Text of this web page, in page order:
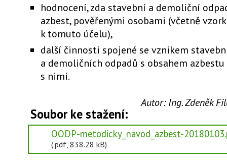
hodnocení, zda stavební a demoliční
azbest, pověřenými osobami (včetně
k tomuto účelu),
další činnosti spojené se vznikem
a demoličních odpadů s obsahem
s nimi.
Autor:Ing. Zdeněk
Soubor ke stažení:
OODP-metodicky_navod_azbest-
(.pdf, 838.28 kB)